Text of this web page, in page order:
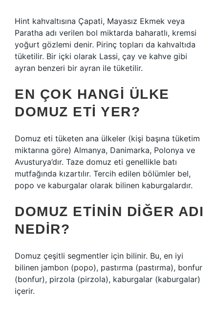
Hint kahvaltısına Çapati, Mayasız Ekmek veya
Paratha adı verilen bol miktarda baharatlı, kremsi
yoğurt gözlemi denir. Pirinç topları da kahvaltıda
tüketilir. Bir içki olarak Lassi, çay ve kahve gibi
ayran benzeri bir ayran ile tüketilir.
EN ÇOK HANGI ÜLKE
DOMUZ ETI YER?
Domuz eti tüketen ana ülkeler (kişi başına tüketim
miktarına göre) Almanya, Danimarka, Polonya ve
Avusturya’dır. Taze domuz eti genellikle batı
mutfağında kızartılır. Tercih edilen bölümler bel,
popo ve kaburgalar olarak bilinen kaburgalardır.
DOMUZ ETININ DIĞER ADI
NEDIR?
Domuz çeşitli segmentler için bilinir. Bu, en iyi
bilinen jambon (popo), pastırma (pastırma), bonfur
(bonfur), pirzola (pirzola), kaburgalar (kaburgalar)
içerir.